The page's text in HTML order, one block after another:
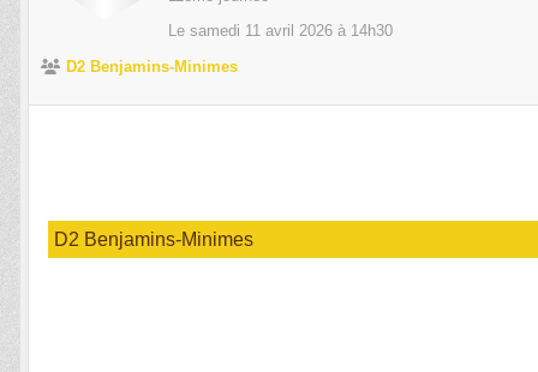
Le samedi 11 avril 2026 à 14h30
D2 Benjamins-Minimes
D2 Benjamins-Minimes